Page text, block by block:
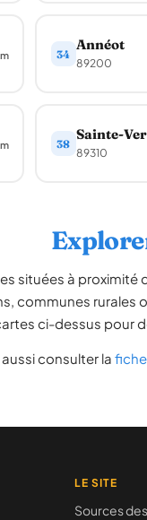
34
Annéot
89200
38
Sainte-
89310
situées à proximité
communes rurales
ci-dessus pour
consulter la
LE SITE
Sources